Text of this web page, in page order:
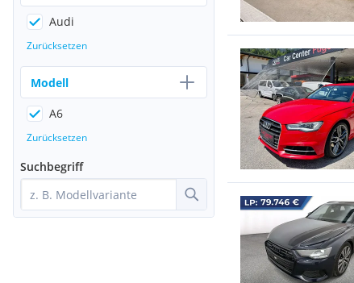
Audi
Zurücksetzen
Modell
A6
Zurücksetzen
Suchbegriff